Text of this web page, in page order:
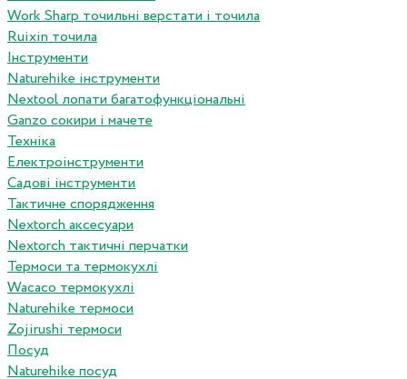
Work Sharp точильні верстати і точила
Ruixin точила
Інструменти
Naturehike інструменти
Nextool лопати багатофункціональні
Ganzo сокири і мачете
Техніка
Електроінструменти
Садові інструменти
Тактичне спорядження
Nextorch аксесуари
Nextorch тактичні перчатки
Термоси та термокухлі
Wacaco термокухлі
Naturehike термоси
Zojirushi термоси
Посуд
Naturehike посуд